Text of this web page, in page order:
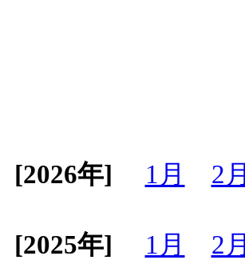
[2026年] 1月 2月
[2025年]
1月 2月